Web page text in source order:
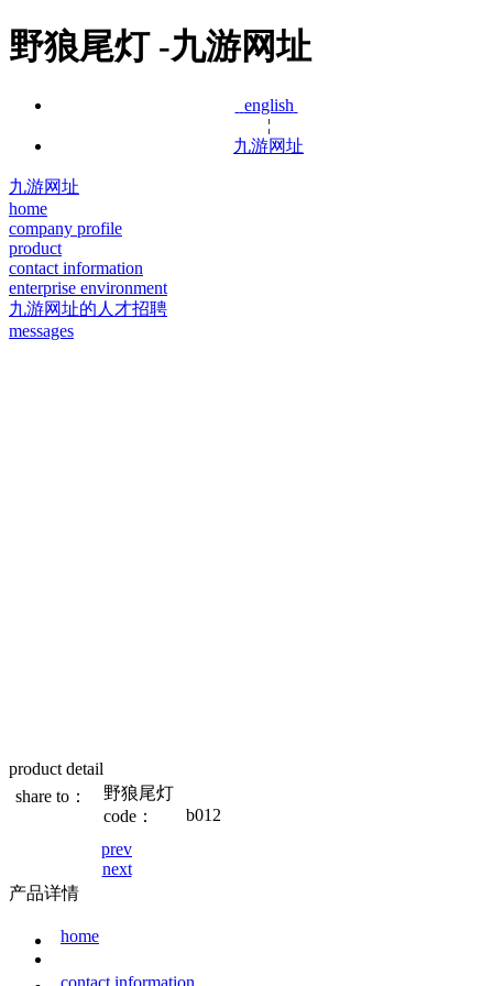
野狼尾灯 -九游网址
english
¦
九游网址
九游网址
home
company profile
product
contact information
enterprise environment
九游网址的人才招聘
messages
product detail
share to：
野狼尾灯
code：
b012
prev
next
产品详情
home
contact information